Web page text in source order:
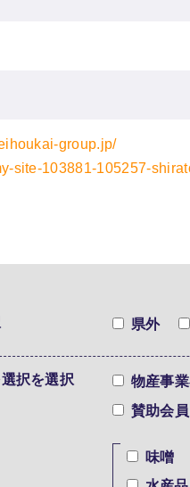
group.jp/
site-103881-105257-
県外
択を選択 物産事
賛助会員
味噌